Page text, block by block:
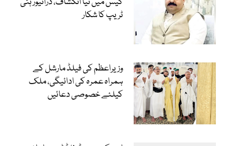
ٹریپ کا شکار
وزیراعظم کی فیلڈ مارشل کے
ہمراہ عمرہ کی ادائیگی، ملک
کیلئے خصوصی دعائیں